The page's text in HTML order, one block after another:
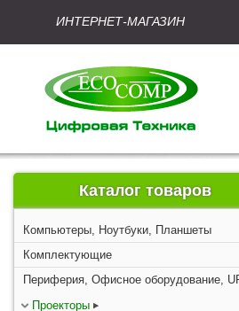
ИНТЕРНЕТ-МАГАЗИН
Каталог товаров
Компьютеры, Ноутбуки, Планшеты
Комплектующие
Периферия, Офисное оборудование,
Проекторы